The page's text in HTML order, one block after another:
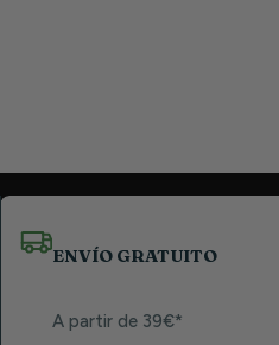
ENVÍO GRATUITO
A partir de 39€*